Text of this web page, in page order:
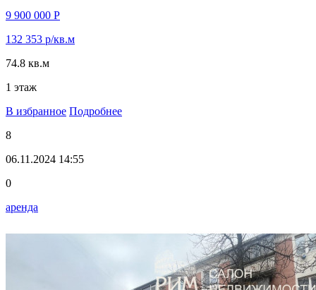
9 900 000 Р
132 353 р/кв.м
74.8 кв.м
1 этаж
В избранное Подробнее
8
06.11.2024 14:55
0
аренда